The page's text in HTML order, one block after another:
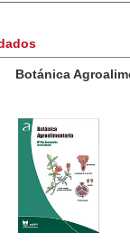
Agroalimentaria